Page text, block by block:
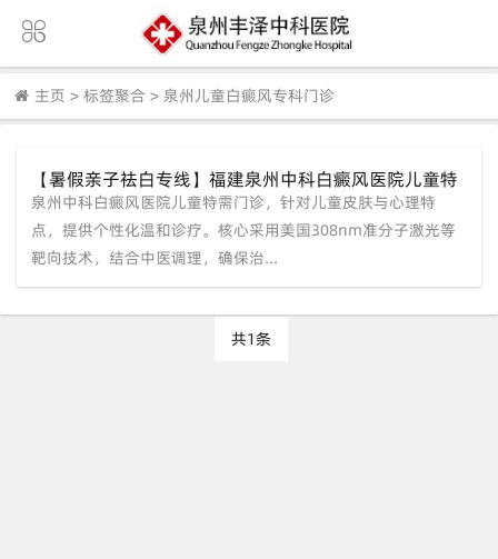
主页 > 标签聚合 > 泉州儿童白癜风专科门诊
【暑假亲子祛白专线】福建泉州中科白癜风医院儿童特
需门诊：温和诊疗+心理疏导，守护孩子阳光童年
泉州中科白癜风医院儿童特需门诊，针对儿童皮肤与心理特
点，提供个性化温和诊疗。核心采用美国308nm准分子激光等
靶向技术，结合中医调理，确保治...
共1条